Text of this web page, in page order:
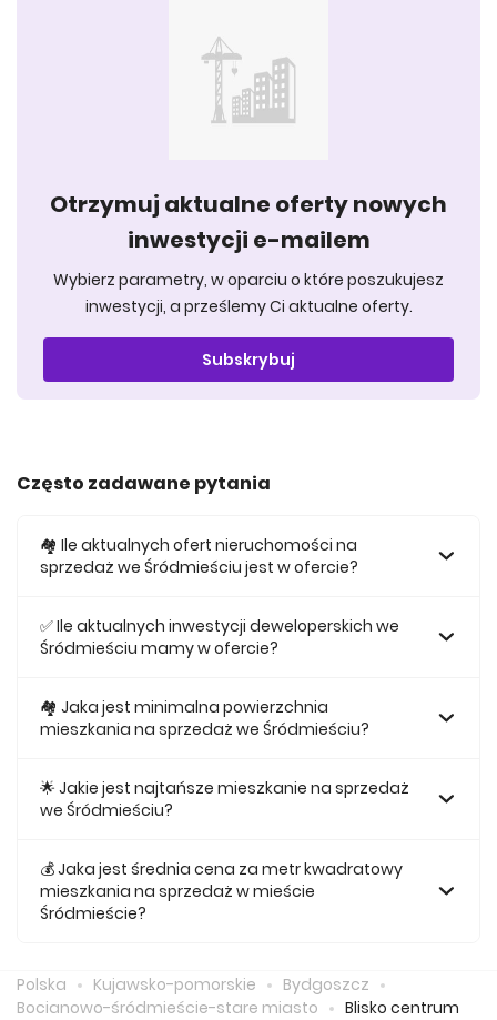
Otrzymuj aktualne oferty nowych
inwestycji e-mailem
Wybierz parametry, w oparciu o które poszukujesz
inwestycji, a prześlemy Ci aktualne oferty.
Subskrybuj
Często zadawane pytania
🏘️ Ile aktualnych ofert nieruchomości na
sprzedaż we Śródmieściu jest w ofercie?
we Śródmieściu.
✅ Ile aktualnych inwestycji deweloperskich we
Śródmieściu mamy w ofercie?
we Śródmieściu.
🏘 Jaka jest minimalna powierzchnia
mieszkania na sprzedaż we Śródmieściu?
Śródmieściu jest 27,14.
🌟 Jakie jest najtańsze mieszkanie na sprzedaż
we Śródmieściu?
naszej ofercie kosztuje 389 459 zł.
💰 Jaka jest średnia cena za metr kwadratowy
mieszkania na sprzedaż w mieście
Śródmieście?
Polska Kujawsko-pomorskie
Bydgoszcz
Bocianowo-śródmieście-stare miasto
Blisko centrum